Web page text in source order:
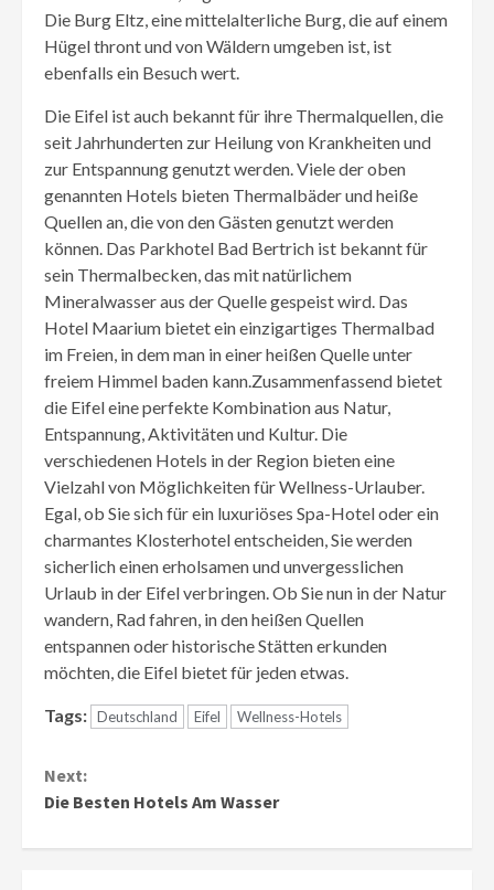
Die Burg Eltz, eine mittelalterliche Burg, die auf einem
Hügel thront und von Wäldern umgeben ist, ist
ebenfalls ein Besuch wert.
Die Eifel ist auch bekannt für ihre Thermalquellen, die
seit Jahrhunderten zur Heilung von Krankheiten und
zur Entspannung genutzt werden. Viele der oben
genannten Hotels bieten Thermalbäder und heiße
Quellen an, die von den Gästen genutzt werden
können. Das Parkhotel Bad Bertrich ist bekannt für
sein Thermalbecken, das mit natürlichem
Mineralwasser aus der Quelle gespeist wird. Das
Hotel Maarium bietet ein einzigartiges Thermalbad
im Freien, in dem man in einer heißen Quelle unter
freiem Himmel baden kann.Zusammenfassend bietet
die Eifel eine perfekte Kombination aus Natur,
Entspannung, Aktivitäten und Kultur. Die
verschiedenen Hotels in der Region bieten eine
Vielzahl von Möglichkeiten für Wellness-Urlauber.
Egal, ob Sie sich für ein luxuriöses Spa-Hotel oder ein
charmantes Klosterhotel entscheiden, Sie werden
sicherlich einen erholsamen und unvergesslichen
Urlaub in der Eifel verbringen. Ob Sie nun in der Natur
wandern, Rad fahren, in den heißen Quellen
entspannen oder historische Stätten erkunden
möchten, die Eifel bietet für jeden etwas.
Tags: Deutschland Eifel Wellness-Hotels
Continue
Reading
Next:
Die Besten Hotels Am Wasser